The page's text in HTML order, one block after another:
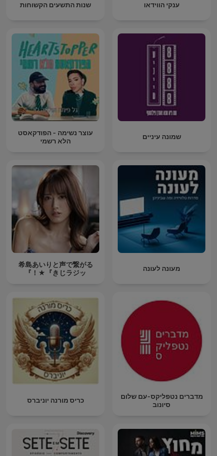
ענקי הווידאו שנות התשעים הקשוחות
שמונה עיניים
עוצר נשימה - הפודקאסט
הלא רשמי
מעונה לעונה
希島あいりと声で繋がる
『きじラジッ★！』
מדברים נטפליקס-עם שלום
סיונוב
כריס מורנה יוניברס